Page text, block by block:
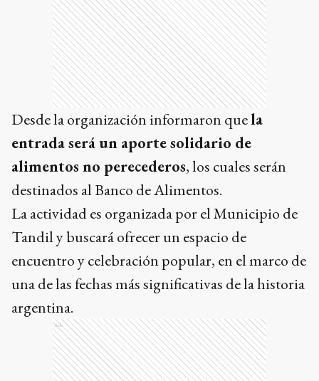
Desde la organización informaron quela
entrada será un aporte solidario de
alimentos no perecederos, los cuales serán
destinados al Banco de Alimentos.
La actividad es organizada por el Municipio de
Tandil y buscará ofrecer un espacio de
encuentro y celebración popular, en el marco de
una de las fechas más significativas de la historia
argentina.
Ads